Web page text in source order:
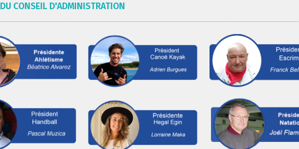
CONSEIL D'ADMINISTRATION